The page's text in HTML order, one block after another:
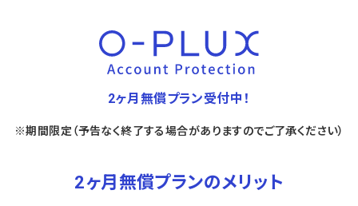
2ヶ月無償プラン受付中！
※期間限定（予告なく終了する場合がありますのでご了承ください）
2ヶ月無償プランのメリット